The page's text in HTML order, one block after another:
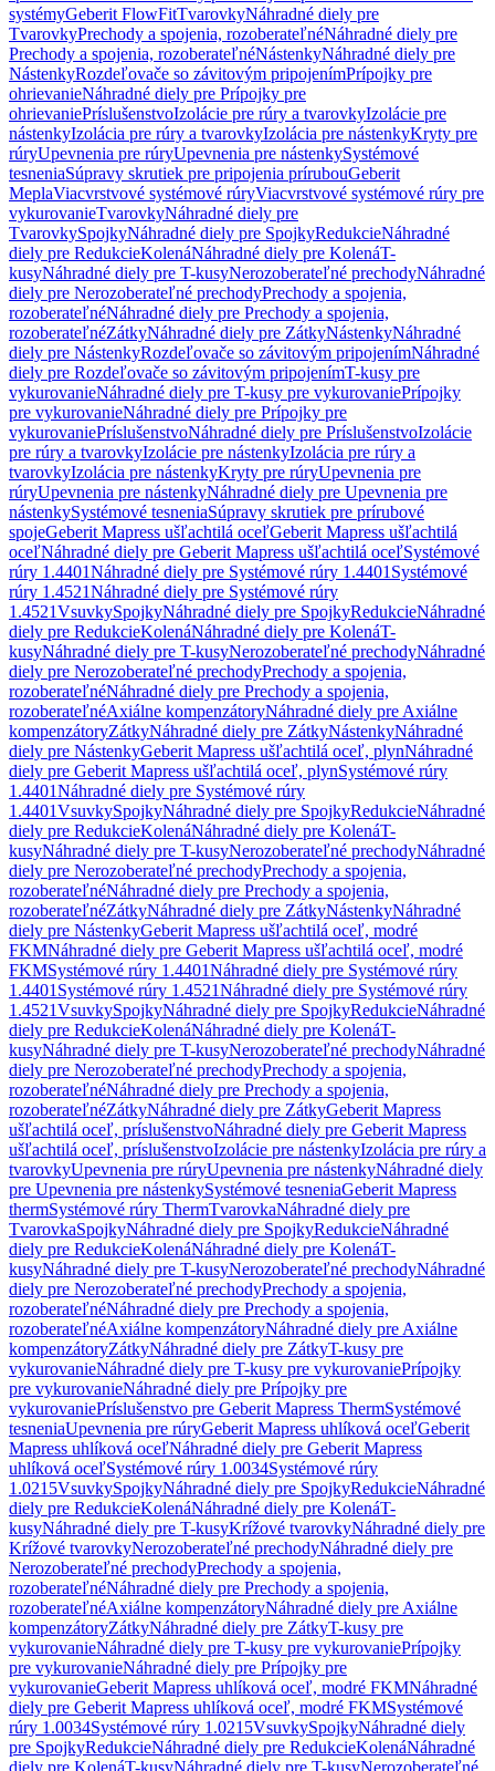
systémyGeberit FlowFitTvarovkyNáhradné diely pre
TvarovkyPrechody a spojenia, rozoberateľnéNáhradné diely pre
Prechody a spojenia, rozoberateľnéNástenkyNáhradné diely pre
NástenkyRozdeľovače so závitovým pripojenímPrípojky pre
ohrievanieNáhradné diely pre Prípojky pre
ohrievaniePríslušenstvoIzolácie pre rúry a tvarovkyIzolácie pre
nástenkyIzolácia pre rúry a tvarovkyIzolácia pre nástenkyKryty pre
rúryUpevnenia pre rúryUpevnenia pre nástenkySystémové
tesneniaSúpravy skrutiek pre pripojenia prírubouGeberit
MeplaViacvrstvové systémové rúryViacvrstvové systémové rúry pre
vykurovanieTvarovkyNáhradné diely pre
TvarovkySpojkyNáhradné diely pre SpojkyRedukcieNáhradné
diely pre RedukcieKolenáNáhradné diely pre KolenáT-
kusyNáhradné diely pre T-kusyNerozoberateľné prechodyNáhradné
diely pre Nerozoberateľné prechodyPrechody a spojenia,
rozoberateľnéNáhradné diely pre Prechody a spojenia,
rozoberateľnéZátkyNáhradné diely pre ZátkyNástenkyNáhradné
diely pre NástenkyRozdeľovače so závitovým pripojenímNáhradné
diely pre Rozdeľovače so závitovým pripojenímT-kusy pre
vykurovanieNáhradné diely pre T-kusy pre vykurovaniePrípojky
pre vykurovanieNáhradné diely pre Prípojky pre
vykurovaniePríslušenstvoNáhradné diely pre PríslušenstvoIzolácie
pre rúry a tvarovkyIzolácie pre nástenkyIzolácia pre rúry a
tvarovkyIzolácia pre nástenkyKryty pre rúryUpevnenia pre
rúryUpevnenia pre nástenkyNáhradné diely pre Upevnenia pre
nástenkySystémové tesneniaSúpravy skrutiek pre prírubové
spojeGeberit Mapress ušľachtilá oceľGeberit Mapress ušľachtilá
oceľNáhradné diely pre Geberit Mapress ušľachtilá oceľSystémové
rúry 1.4401Náhradné diely pre Systémové rúry 1.4401 Systémové
rúry 1.4521Náhradné diely pre Systémové rúry
1.4521VsuvkySpojkyNáhradné diely pre SpojkyRedukcieNáhradné
diely pre RedukcieKolenáNáhradné diely pre KolenáT-
kusyNáhradné diely pre T-kusyNerozoberateľné prechodyNáhradné
diely pre Nerozoberateľné prechodyPrechody a spojenia,
rozoberateľnéNáhradné diely pre Prechody a spojenia,
rozoberateľnéAxiálne kompenzátoryNáhradné diely pre Axiálne
kompenzátoryZátkyNáhradné diely pre ZátkyNástenkyNáhradné
diely pre NástenkyGeberit Mapress ušľachtilá oceľ, plynNáhradné
diely pre Geberit Mapress ušľachtilá oceľ, plynSystémové rúry
1.4401Náhradné diely pre Systémové rúry
1.4401VsuvkySpojkyNáhradné diely pre SpojkyRedukcieNáhradné
diely pre RedukcieKolenáNáhradné diely pre KolenáT-
kusyNáhradné diely pre T-kusyNerozoberateľné prechodyNáhradné
diely pre Nerozoberateľné prechodyPrechody a spojenia,
rozoberateľnéNáhradné diely pre Prechody a spojenia,
rozoberateľnéZátkyNáhradné diely pre ZátkyNástenkyNáhradné
diely pre NástenkyGeberit Mapress ušľachtilá oceľ, modré
FKMNáhradné diely pre Geberit Mapress ušľachtilá oceľ, modré
FKMSystémové rúry 1.4401Náhradné diely pre Systémové rúry
1.4401 Systémové rúry 1.4521Náhradné diely pre Systémové rúry
1.4521VsuvkySpojkyNáhradné diely pre SpojkyRedukcieNáhradné
diely pre RedukcieKolenáNáhradné diely pre KolenáT-
kusyNáhradné diely pre T-kusyNerozoberateľné prechodyNáhradné
diely pre Nerozoberateľné prechodyPrechody a spojenia,
rozoberateľnéNáhradné diely pre Prechody a spojenia,
rozoberateľnéZátkyNáhradné diely pre ZátkyGeberit Mapress
ušľachtilá oceľ, príslušenstvoNáhradné diely pre Geberit Mapress
ušľachtilá oceľ, príslušenstvoIzolácie pre nástenkyIzolácia pre rúry a
tvarovkyUpevnenia pre rúryUpevnenia pre nástenkyNáhradné diely
pre Upevnenia pre nástenkySystémové tesneniaGeberit Mapress
thermSystémové rúry ThermTvarovkaNáhradné diely pre
TvarovkaSpojkyNáhradné diely pre SpojkyRedukcieNáhradné
diely pre RedukcieKolenáNáhradné diely pre KolenáT-
kusyNáhradné diely pre T-kusyNerozoberateľné prechodyNáhradné
diely pre Nerozoberateľné prechodyPrechody a spojenia,
rozoberateľnéNáhradné diely pre Prechody a spojenia,
rozoberateľnéAxiálne kompenzátoryNáhradné diely pre Axiálne
kompenzátoryZátkyNáhradné diely pre ZátkyT-kusy pre
vykurovanieNáhradné diely pre T-kusy pre vykurovaniePrípojky
pre vykurovanieNáhradné diely pre Prípojky pre
vykurovaniePríslušenstvo pre Geberit Mapress ThermSystémové
tesneniaUpevnenia pre rúryGeberit Mapress uhlíková oceľGeberit
Mapress uhlíková oceľNáhradné diely pre Geberit Mapress
uhlíková oceľSystémové rúry 1.0034Systémové rúry
1.0215VsuvkySpojkyNáhradné diely pre SpojkyRedukcieNáhradné
diely pre RedukcieKolenáNáhradné diely pre KolenáT-
kusyNáhradné diely pre T-kusyKrížové tvarovkyNáhradné diely pre
Krížové tvarovkyNerozoberateľné prechodyNáhradné diely pre
Nerozoberateľné prechodyPrechody a spojenia,
rozoberateľnéNáhradné diely pre Prechody a spojenia,
rozoberateľnéAxiálne kompenzátoryNáhradné diely pre Axiálne
kompenzátoryZátkyNáhradné diely pre ZátkyT-kusy pre
vykurovanieNáhradné diely pre T-kusy pre vykurovaniePrípojky
pre vykurovanieNáhradné diely pre Prípojky pre
vykurovanieGeberit Mapress uhlíková oceľ, modré FKMNáhradné
diely pre Geberit Mapress uhlíková oceľ, modré FKMSystémové
rúry 1.0034Systémové rúry 1.0215VsuvkySpojkyNáhradné diely
pre SpojkyRedukcieNáhradné diely pre RedukcieKolenáNáhradné
diely pre KolenáT-kusyNáhradné diely pre T-kusyNerozoberateľné